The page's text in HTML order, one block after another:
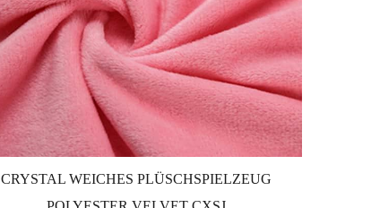
CRYSTAL WEICHES PLÜSCHSPIELZEUG